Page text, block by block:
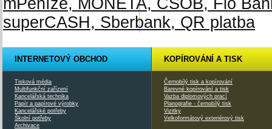
INTERNETOVÝ OBCHOD
Tisková média
Multifunkční zařízení
Kancelářská technika
Papír a papírové výrobky
Kancelářské potřeby
Školní potřeby
Archivace
KOPÍROVÁNÍ A TISK
Černobílý tisk a kopírování
Barevné kopírování a tisk
Vazba diplomových prací
Planografie - černobílý tisk
Vizitky
Velkoformátový exteriérový tisk